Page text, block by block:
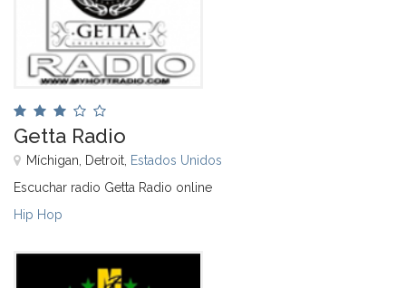
Getta Radio
Míchigan, Detroit, Estados Unidos
Escuchar radio Getta Radio online
Hip Hop